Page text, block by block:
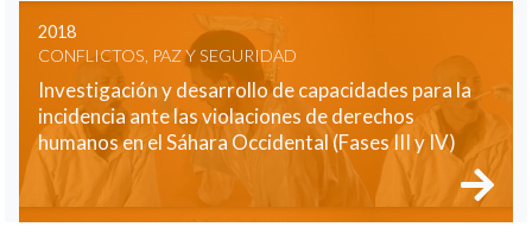
2018
CONFLICTOS, PAZ Y SEGURIDAD
Investigación y desarrollo de capacidades para la
incidencia ante las violaciones de derechos
humanos en el Sáhara Occidental (Fases III y IV)